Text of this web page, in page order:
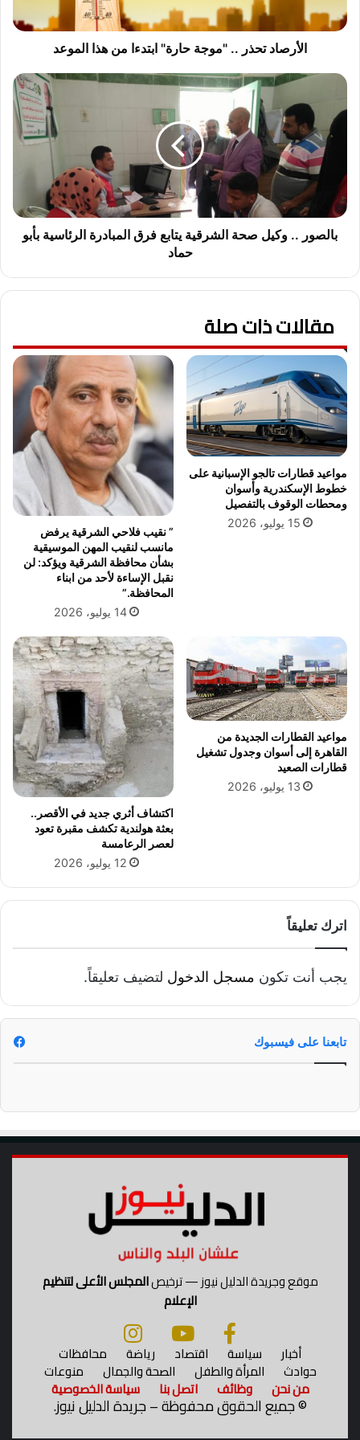
هذا
الموعد
الأرصاد تحذر .. "موجة حارة" ابتدءا من هذا الموعد
بالصور
وكيل
صحة
الشرقية
فرق
المبادرة
الرئاسية
بأبو
بالصور .. وكيل صحة الشرقية يتابع فرق المبادرة الرئاسية بأبو
حماد
مقالات ذات صلة
مواعيد قطارات تالجو الإسبانية على
خطوط الإسكندرية وأسوان
ومحطات الوقوف بالتفصيل
15 يوليو، 2026
” نقيب فلاحي الشرقية يرفض
مانسب لنقيب المهن الموسيقية
بشأن محافظة الشرقية ويؤكد: لن
نقبل الإساءة لأحد من ابناء
المحافظة.”
14 يوليو، 2026
مواعيد القطارات الجديدة من
القاهرة إلى أسوان وجدول تشغيل
قطارات الصعيد
13 يوليو، 2026
اكتشاف أثري جديد في الأقصر..
بعثة هولندية تكشف مقبرة تعود
لعصر الرعامسة
12 يوليو، 2026
اترك تعليقاً
يجب أنت تكون مسجل الدخول لتضيف تعليقاً.
تابعنا على فيسبوك
موقع وجريدة الدليل نيوز — ترخيصالمجلس الأعلى لتنظيم
الإعلام
أخبار سياسة اقتصاد رياضة محافظات
حوادث المرأة والطفل الصحة والجمال منوعات
من نحن وظائف اتصل بنا سياسة الخصوصية
©جميع الحقوق محفوظة – جريدة الدليل نيوز.